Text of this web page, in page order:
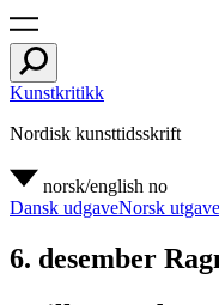
Kunstkritikk
Nordisk kunsttidsskrift
norsk/english no
Dansk udgaveNorsk utgave
6. desember